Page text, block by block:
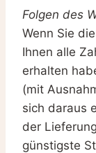
Folgen des
Wenn Sie
Ihnen alle
erhalten
(mit
sich daraus
der
günstigste